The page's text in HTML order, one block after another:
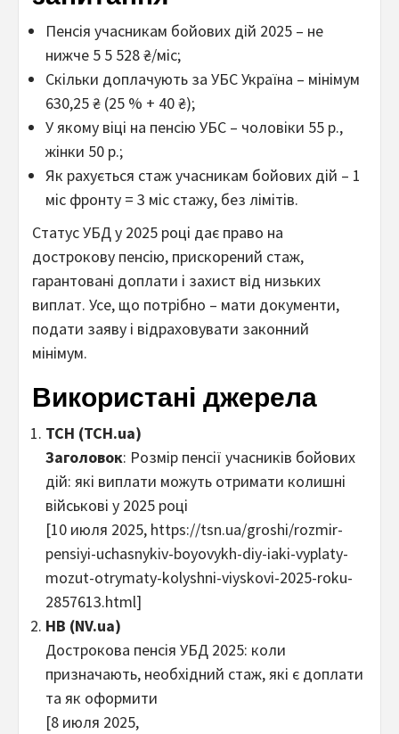
Пенсія учасникам бойових дій 2025 – не
нижче 5 5 528 ₴/міс;
Скільки доплачують за УБС Україна – мінімум
630,25 ₴ (25 % + 40 ₴);
У якому віці на пенсію УБС – чоловіки 55 р.,
жінки 50 р.;
Як рахується стаж учасникам бойових дій – 1
міс фронту = 3 міс стажу, без лімітів.
Статус УБД у 2025 році дає право на
дострокову пенсію, прискорений стаж,
гарантовані доплати і захист від низьких
виплат. Усе, що потрібно – мати документи,
подати заяву і відраховувати законний
мінімум.
Використані джерела
ТСН (ТСН.ua)
Заголовок: Розмір пенсії учасників бойових
дій: які виплати можуть отримати колишні
військові у 2025 році
[10 июля 2025, https://tsn.ua/groshi/rozmir-
pensiyi-uchasnykiv-boyovykh-diy-iaki-vyplaty-
mozut-otrymaty-kolyshni-viyskovi-2025-roku-
2857613.html]
НВ (NV.ua)
Дострокова пенсія УБД 2025: коли
призначають, необхідний стаж, які є доплати
та як оформити
[8 июля 2025,